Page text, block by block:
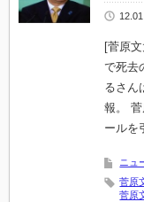
12.01
[菅原
で死去
るさん
報。
ールを
ニュ
菅原
菅原